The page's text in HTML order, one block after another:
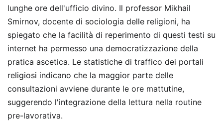
lunghe ore dell'ufficio divino. Il professor Mikhail
Smirnov, docente di sociologia delle religioni, ha
spiegato che la facilità di reperimento di questi testi su
internet ha permesso una democratizzazione della
pratica ascetica. Le statistiche di traffico dei portali
religiosi indicano che la maggior parte delle
consultazioni avviene durante le ore mattutine,
suggerendo l'integrazione della lettura nella routine
pre-lavorativa.